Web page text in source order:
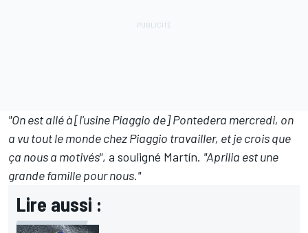
"On est allé à [l'usine Piaggio de] Pontedera mercredi, on
a vu tout le monde chez Piaggio travailler, et je crois que
ça nous a motivés", a souligné Martín. "Aprilia est une
grande famille pour nous."
Lire aussi :